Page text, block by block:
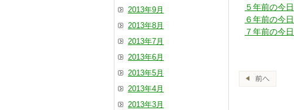
５年前の今日
６年前の今日
７年前の今日
2013年9月
2013年8月
2013年7月
2013年6月
2013年5月
2013年4月
2013年3月